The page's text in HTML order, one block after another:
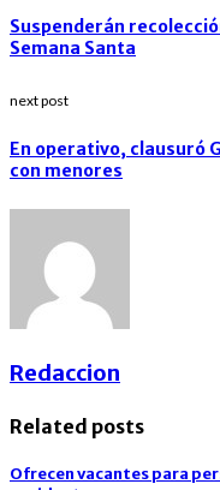
Suspenderán
Semana Santa
next post
En operativo, clausuró
con menores
Redaccion
Related posts
Ofrecen vacantes para